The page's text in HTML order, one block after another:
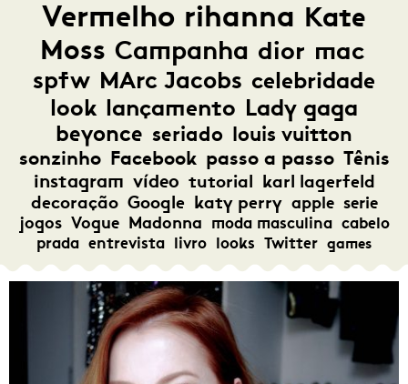
Vermelho rihanna Kate
Moss Campanha dior mac
spfw MArc Jacobs celebridade
look lançamento Lady gaga
beyonce seriado louis vuitton
sonzinho Facebook passo a passo Tênis
instagram vídeo tutorial karl lagerfeld
decoração Google katy perry apple serie
jogos Vogue Madonna moda masculina cabelo
prada entrevista livro looks Twitter games